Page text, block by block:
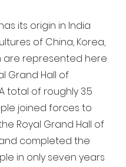
its origin in India
of China, Korea,
are represented here
Grand Hall of
total of roughly 3.5
joined forces to
Royal Grand Hall of
completed the
in only seven years